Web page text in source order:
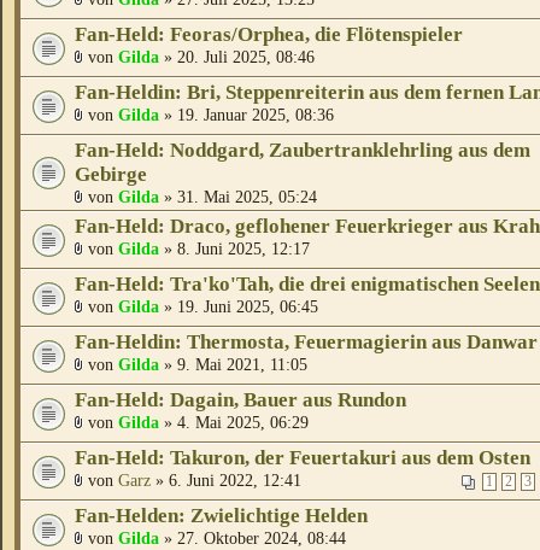
Fan-Held: Feoras/Orphea, die Flötenspieler
von Gilda » 20. Juli 2025, 08:46
Fan-Heldin: Bri, Steppenreiterin aus dem fernen
von Gilda » 19. Januar 2025, 08:36
Fan-Held: Noddgard, Zaubertranklehrling aus dem
Gebirge
von Gilda » 31. Mai 2025, 05:24
Fan-Held: Draco, geflohener Feuerkrieger aus
von Gilda » 8. Juni 2025, 12:17
Fan-Held: Tra'ko'Tah, die drei enigmatischen Seelen
von Gilda » 19. Juni 2025, 06:45
Fan-Heldin: Thermosta, Feuermagierin aus Danwar
von Gilda » 9. Mai 2021, 11:05
Fan-Held: Dagain, Bauer aus Rundon
von Gilda » 4. Mai 2025, 06:29
Fan-Held: Takuron, der Feuertakuri aus dem Osten
1 2 3
von Garz » 6. Juni 2022, 12:41
Fan-Helden: Zwielichtige Helden
von Gilda » 27. Oktober 2024, 08:44